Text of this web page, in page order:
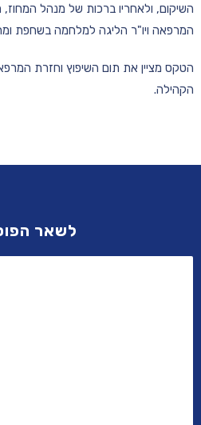
השיקום, ולאחריו ברכות של מנהל
המרפאה ויו"ר הליגה למלחמה בשחפת
הטקס מציין את תום השיפוץ וחזרת
הקהילה.
לשאר